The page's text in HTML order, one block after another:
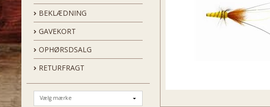
BEKLÆDNING
GAVEKORT
OPHØRSDSALG
RETURFRAGT